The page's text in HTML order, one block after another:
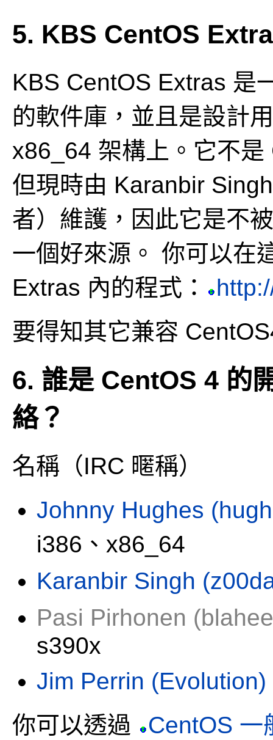
5. KBS CentOS
KBS CentOS Extras 是
的軟件庫，並且是設計
x86_64 架構上。它不
但現時由 Karanbir
者）維護，因此它是不
一個好來源。 你可以在
Extras 內的程式：
要得知其它兼容
6. 誰是 CentOS 4 的
絡？
名稱（IRC 暱稱）
Johnny Hughes
i386、x86_64
Karanbir Singh
Pasi Pirhonen
s390x
Jim Perrin (Evolution)
你可以透過
CentOS 一